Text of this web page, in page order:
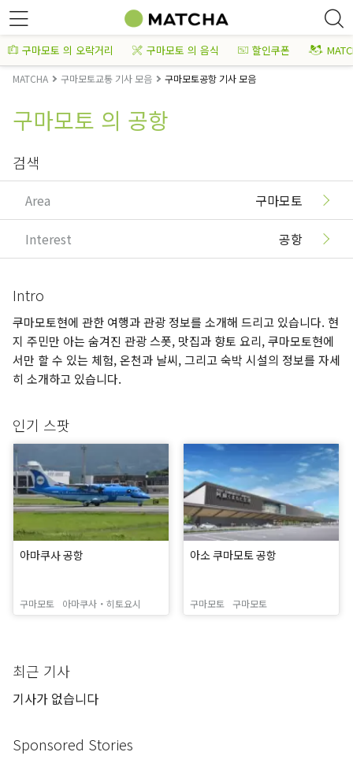
구마모토 의 오락거리 구마모토 의 음식 할인쿠폰
MATCHA 구마모토교통 기사 모음 구마모토공항 기사 모음
구마모토 의 공항
검색
Area 구마모토
Interest 공항
Intro
쿠마모토현에 관한 여행과 관광 정보를 소개해 드리고 있습니다. 현
지 주민만 아는 숨겨진 관광 스폿, 맛집과 향토 요리, 쿠마모토현에
서만 할 수 있는 체험, 온천과 날씨, 그리고 숙박 시설의 정보를 자세
히 소개하고 있습니다.
인기 스팟
아마쿠사 공항
구마모토 아마쿠사・히토요시
아소 쿠마모토 공항
구마모토 구마모토
최근 기사
기사가 없습니다
Sponsored Stories